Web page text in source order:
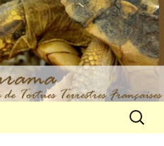
françaises